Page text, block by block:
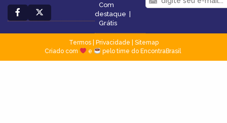
Com
destaque
Grátis
Termos| Privacidade
Sitemap
Criado com
e pelo time do EncontraBrasil